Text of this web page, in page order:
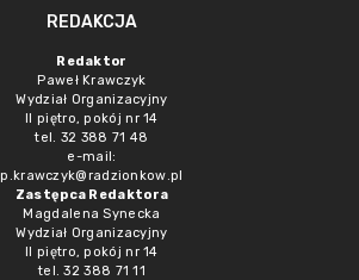
REDAKCJA
Redaktor
Paweł Krawczyk
Wydział Organizacyjny
II piętro, pokój nr 14
tel. 32 388 71 48
e-mail:
p.krawczyk@radzionkow.pl
Zastępca Redaktora
Magdalena Synecka
Wydział Organizacyjny
II piętro, pokój nr 14
tel. 32 388 71 11